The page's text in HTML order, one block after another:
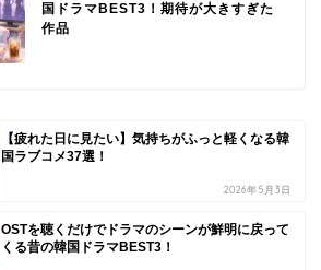
国ドラマBEST3！期待が大きすぎた
作品
【疲れた日に見たい】気持ちがふっと軽くなる韓
国ラブコメ37選！
2026年5月3日
OSTを聴くだけでドラマのシーンが鮮明に戻って
くる昔の韓国ドラマBEST3！